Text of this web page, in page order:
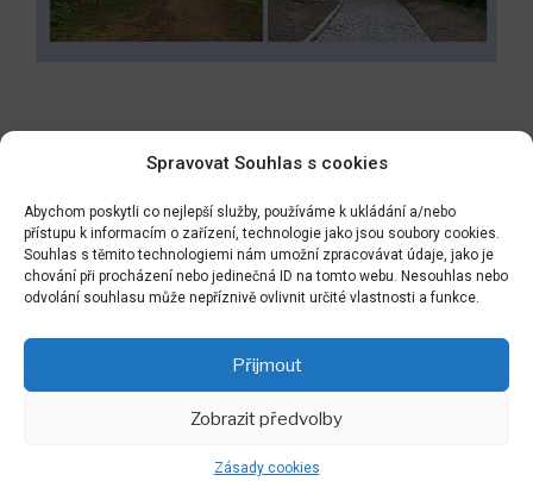
Spravovat Souhlas s cookies
Abychom poskytli co nejlepší služby, používáme k ukládání a/nebo
přístupu k informacím o zařízení, technologie jako jsou soubory cookies.
Souhlas s těmito technologiemi nám umožní zpracovávat údaje, jako je
chování při procházení nebo jedinečná ID na tomto webu. Nesouhlas nebo
odvolání souhlasu může nepříznivě ovlivnit určité vlastnosti a funkce.
Přijmout
Zobrazit předvolby
Zásady cookies
Navigace
příspěvek
Následující
příspěvek
NÁSLEDUJÍCÍ
VELKÝ GRUNOV